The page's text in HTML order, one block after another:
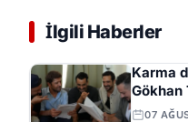
İlgili Haberler
Karma
Gökhan
izleyici
07